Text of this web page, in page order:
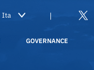
|
GOVERNANCE